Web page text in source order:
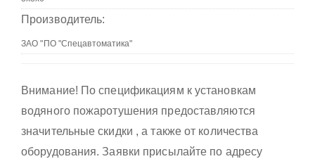
Производитель:
Внимание! По спецификациям к установкам
водяного пожаротушения предоставляются
значительные скидки , а также от количества
оборудования. Заявки присылайте по адресу